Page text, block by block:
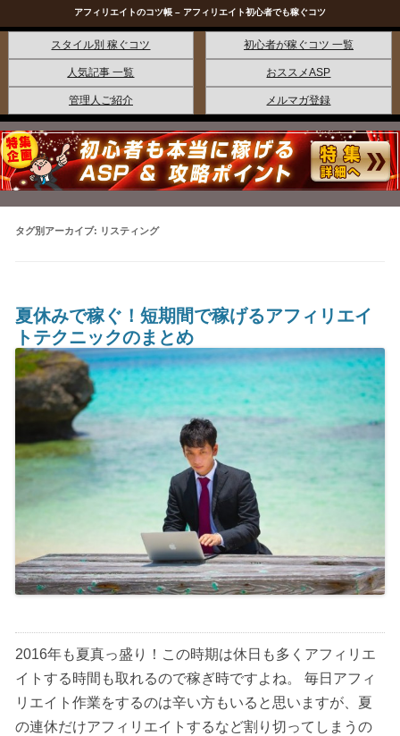
アフィリエイトのコツ帳 – アフィリエイト初心者でも稼ぐコツ
コンテンツへ移動
スタイル別 稼ぐコツ 初心者が稼ぐコツ 一覧
人気記事 一覧 おススメASP
管理人ご紹介 メルマガ登録
タグ別アーカイブ: リスティング
夏休みで稼ぐ！短期間で稼げるアフィリエイ
トテクニックのまとめ
2016年も夏真っ盛り！この時期は休日も多くアフィリエ
イトする時間も取れるので稼ぎ時ですよね。 毎日アフィ
リエイト作業をするのは辛い方もいると思いますが、夏
の連休だけアフィリエイトするなど割り切ってしまうの